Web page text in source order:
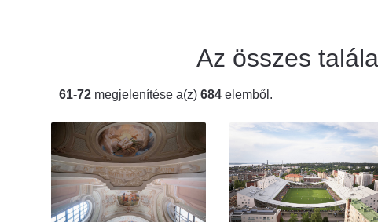
Az összes
61-72 megjelenítése a(z) 684 elemből.